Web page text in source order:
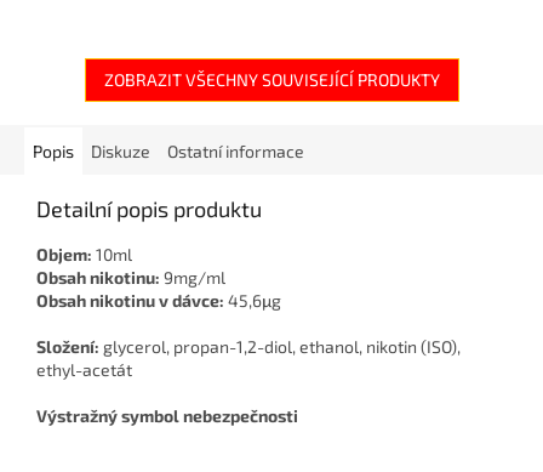
ZOBRAZIT VŠECHNY SOUVISEJÍCÍ PRODUKTY
Popis Diskuze Ostatní informace
Detailní popis produktu
Objem: 10ml
Obsah nikotinu: 9mg/ml
Obsah nikotinu v dávce: 45,6μg
Složení: glycerol, propan-1,2-diol, ethanol, nikotin (ISO),
ethyl-acetát
Výstražný symbol nebezpečnosti